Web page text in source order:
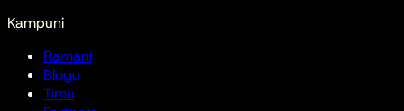
Kampuni
Ramani
Blogu
Timu